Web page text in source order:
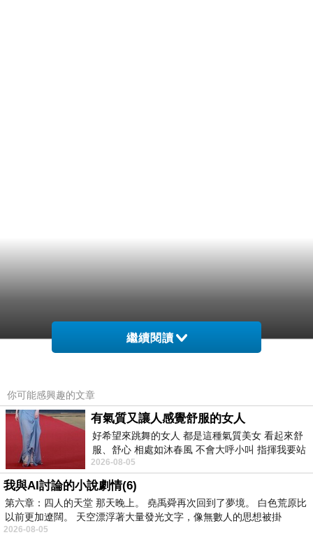
繼續閱讀
你可能感興趣的文章
有氣質又讓人感覺舒服的女人
好希望來跳舞的女人 都是這種氣質美女 看起來舒
服、舒心 相處如沐春風 不會大呼小叫 指揮我要站
哪個位子 妳老幾？？
2026-08-05
我與AI討論的小說劇情(6)
第六章：四人的天堂 那天晚上。 堯禹舜再次回到了夢境。 白色荒原比
以前更加遼闊。 天空漂浮著大量發光文字，像無數人的思想被掛
2026-08-05